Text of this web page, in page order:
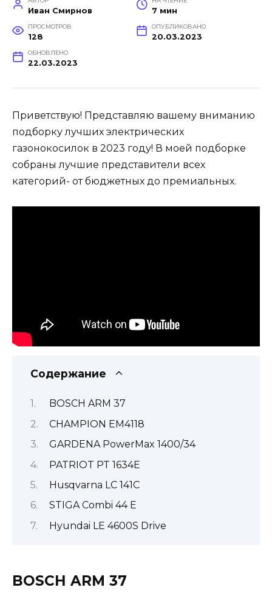
Иван Смирнов 7 мин
ПРОСМОТРОВ
128
ОПУБЛИКОВАНО
20.03.2023
ОБНОВЛЕНО
22.03.2023
Приветствую! Представляю вашему вниманию
подборку лучших электрических
газонокосилок в 2023 году! В моей подборке
собраны лучшие представители всех
категорий- от бюджетных до премиальных.
Содержание
BOSCH ARM 37
CHAMPION EM4118
GARDENA PowerMax 1400/34
PATRIOT PT 1634E
Husqvarna LC 141C
STIGA Combi 44 E
Hyundai LE 4600S Drive
BOSCH ARM 37